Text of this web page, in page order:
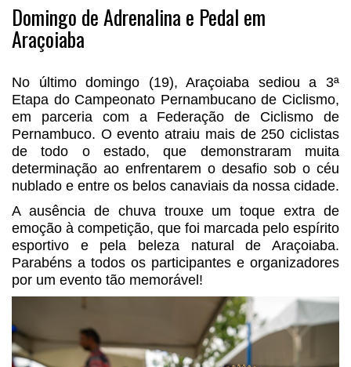
Domingo de Adrenalina e Pedal em
Araçoiaba
No último domingo (19), Araçoiaba sediou a 3ª
Etapa do Campeonato Pernambucano de Ciclismo,
em parceria com a Federação de Ciclismo de
Pernambuco. O evento atraiu mais de 250 ciclistas
de todo o estado, que demonstraram muita
determinação ao enfrentarem o desafio sob o céu
nublado e entre os belos canaviais da nossa cidade.
A ausência de chuva trouxe um toque extra de
emoção à competição, que foi marcada pelo espírito
esportivo e pela beleza natural de Araçoiaba.
Parabéns a todos os participantes e organizadores
por um evento tão memorável!